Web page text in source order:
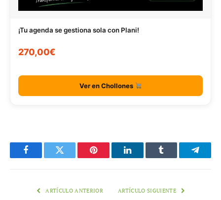
¡Tu agenda se gestiona sola con Plani!
270,00€
Ver en Chollones
FacebookTwitter Pinterest LinkedInTumblr
ARTÍCULO ANTERIOR ARTÍCULO SIGUIENTE